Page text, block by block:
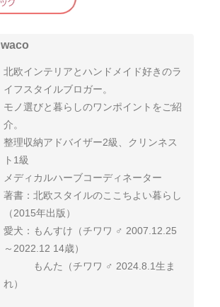
waco
北欧インテリアとハンドメイド好きのラ
イフスタイルブロガー。
モノ選びと暮らしのワンポイントをご紹
介。
整理収納アドバイザー2級、クリンネス
ト1級
メディカルハーブコーディネーター
著書：北欧スタイルのここちよい暮らし
（2015年出版）
愛犬：もんすけ（チワワ ♂ 2007.12.25
～2022.12 14歳）
もんた（チワワ ♂ 2024.8.1生ま
れ）